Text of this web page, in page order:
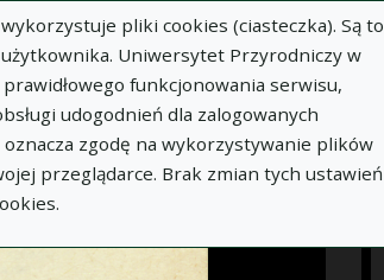
pliki cookies (ciasteczka). Są to
Uniwersytet Przyrodniczy w
funkcjonowania serwisu,
udogodnień dla zalogowanych
zgodę na wykorzystywanie plików
przeglądarce. Brak zmian tych ustawień
WIĘCEJ INFORMACJI